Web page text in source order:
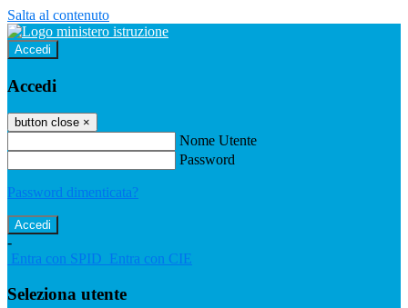
Salta al contenuto
Accedi
Accedi
button close ×
Nome Utente
Password
Password dimenticata?
-
Entra con SPID Entra con CIE
Seleziona utente